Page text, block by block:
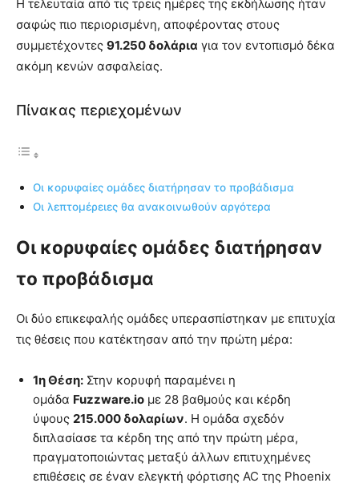
Η τελευταία από τις τρεις ημέρες της εκδήλωσης ήταν
σαφώς πιο περιορισμένη, αποφέροντας στους
συμμετέχοντες 91.250 δολάρια για τον εντοπισμό δέκα
ακόμη κενών ασφαλείας.
Πίνακας περιεχομένων
Οι κορυφαίες ομάδες διατήρησαν το προβάδισμα
Οι λεπτομέρειες θα ανακοινωθούν αργότερα
Οι κορυφαίες ομάδες διατήρησαν
το προβάδισμα
Οι δύο επικεφαλής ομάδες υπερασπίστηκαν με επιτυχία
τις θέσεις που κατέκτησαν από την πρώτη μέρα:
1η Θέση: Στην κορυφή παραμένει η
ομάδα Fuzzware.io με 28 βαθμούς και κέρδη
ύψους 215.000 δολαρίων. Η ομάδα σχεδόν
διπλασίασε τα κέρδη της από την πρώτη μέρα,
πραγματοποιώντας μεταξύ άλλων επιτυχημένες
επιθέσεις σε έναν ελεγκτή φόρτισης AC της Phoenix